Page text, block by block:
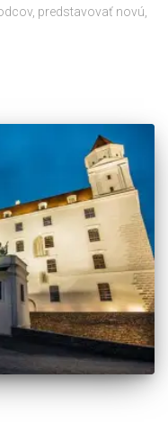
predstavovať novú,